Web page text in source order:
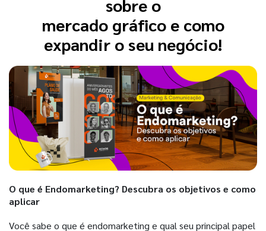
sobre o
mercado gráfico e como
expandir o seu negócio!
O que é Endomarketing? Descubra os objetivos e como
aplicar
Você sabe o que é endomarketing e qual seu principal papel